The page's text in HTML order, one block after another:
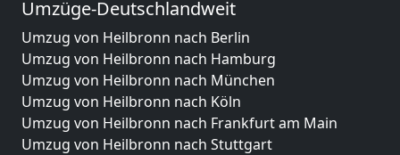
Umzüge-Deutschlandweit
Umzug von Heilbronn nach Berlin
Umzug von Heilbronn nach Hamburg
Umzug von Heilbronn nach München
Umzug von Heilbronn nach Köln
Umzug von Heilbronn nach Frankfurt am Main
Umzug von Heilbronn nach Stuttgart